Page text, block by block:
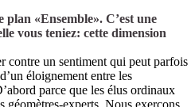
plan «Ensemble». C’est une
vous teniez: cette dimension
contre un sentiment qui peut parfois
éloignement entre les
parce que les élus ordinaux
géomètres-experts. Nous exerçons